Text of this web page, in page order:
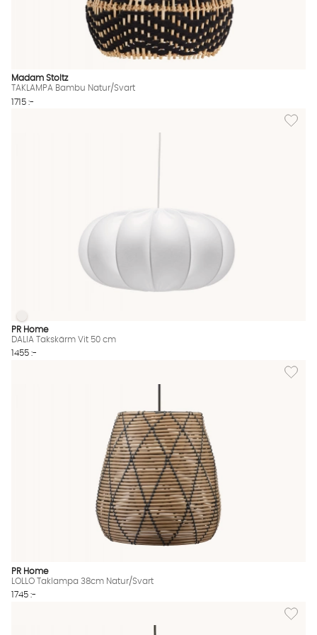
Madam Stoltz
TAKLAMPA Bambu Natur/Svart
1715 :-
Lägg
DALIA Takskärm Vit 50 cm Finns även i dessa färger:
DALIA Takskärm Vit 50 cm
PR Home
DALIA Takskärm Vit 50 cm
1455 :-
Lägg
PR Home
LOLLO Taklampa 38cm Natur/Svart
1745 :-
Lägg